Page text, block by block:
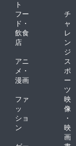
ト
フー
ド・
飲食
店
チ
ャ
レ
ン
ジ
アニ
メ・
漫画
ス
ポ
ー
ツ
ファ
ッ
ショ
ン
映
像
・
映
画